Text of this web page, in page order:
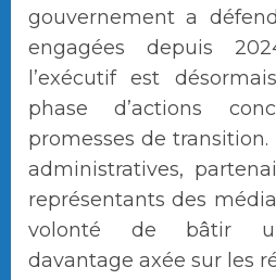
gouvernement a
engagées depuis
l’exécutif est
phase d’actions
promesses de
administratives,
représentants des
volonté de bâtir
davantage axée sur les